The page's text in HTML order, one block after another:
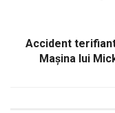
Accident
Mașina lui